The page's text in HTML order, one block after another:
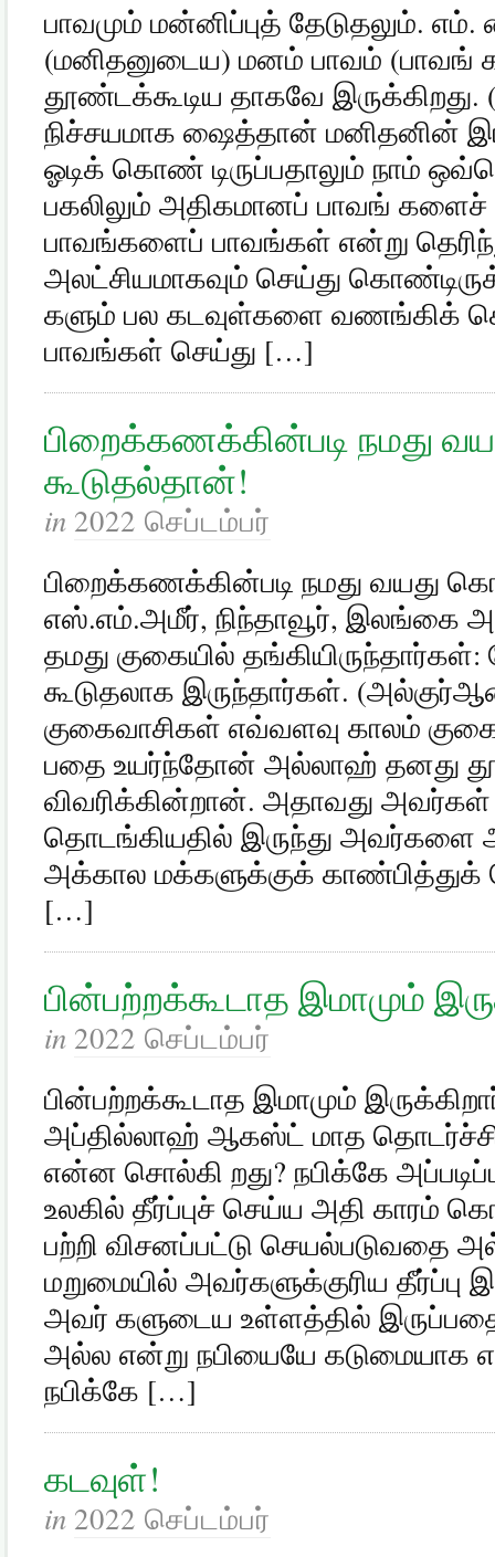
பாவமும் மன்னிப்புத் தேடுதலும்.
(மனிதனுடைய) மனம் பாவம் (பாவங்
தூண்டக்கூடிய தாகவே
நிச்சயமாக ஷைத்தான் மனிதனின்
ஓடிக் கொண் டிருப்பதாலும் நாம்
பகலிலும் அதிகமானப் பாவங்
பாவங்களைப் பாவங்கள் என்று
அலட்சியமாகவும் செய்து
களும் பல கடவுள்களை வணங்கிக்
பாவங்கள் செய்து […]
பிறைக்கணக்கின்படி நமது
கூடுதல்தான்!
in 2022 செப்டம்பர்
பிறைக்கணக்கின்படி நமது வயது
எஸ்.எம்.அமீர், நிந்தாவூர்,
தமது குகையில்
கூடுதலாக இருந்தார்கள்.
குகைவாசிகள் எவ்வளவு காலம்
பதை உயர்ந்தோன் அல்லாஹ் தனது
விவரிக்கின்றான். அதாவது
தொடங்கியதில் இருந்து அவர்களை
அக்கால மக்களுக்குக்
[…]
பின்பற்றக்கூடாத இமாமும்
in 2022 செப்டம்பர்
பின்பற்றக்கூடாத இமாமும்
அப்தில்லாஹ் ஆகஸ்ட் மாத
என்ன சொல்கி றது? நபிக்கே
உலகில் தீர்ப்புச் செய்ய அதி காரம்
பற்றி விசனப்பட்டு செயல்படுவதை
மறுமையில் அவர்களுக்குரிய
அவர் களுடைய உள்ளத்தில்
அல்ல என்று நபியையே கடுமையாக
நபிக்கே […]
கடவுள்!
in 2022 செப்டம்பர்